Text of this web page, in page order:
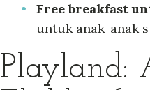
Free breakfast
untuk anak-anak
Playland: